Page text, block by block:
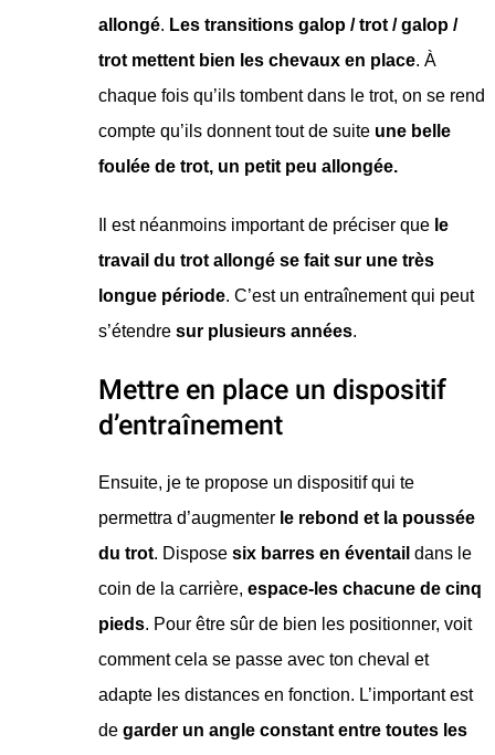
allongé. Les transitions galop / trot / galop /
trot mettent bien les chevaux en place. À
chaque fois qu’ils tombent dans le trot, on se rend
compte qu’ils donnent tout de suite une belle
foulée de trot, un petit peu allongée.
Il est néanmoins important de préciser que le
travail du trot allongé se fait sur une très
longue période. C’est un entraînement qui peut
s’étendre sur plusieurs années.
Mettre en place un dispositif
d’entraînement
Ensuite, je te propose un dispositif qui te
permettra d’augmenterle rebond et la poussée
du trot. Dispose six barres en éventail dans le
coin de la carrière, espace-les chacune de cinq
pieds. Pour être sûr de bien les positionner, voit
comment cela se passe avec ton cheval et
adapte les distances en fonction. L’important est
de garder un angle constant entre toutes les